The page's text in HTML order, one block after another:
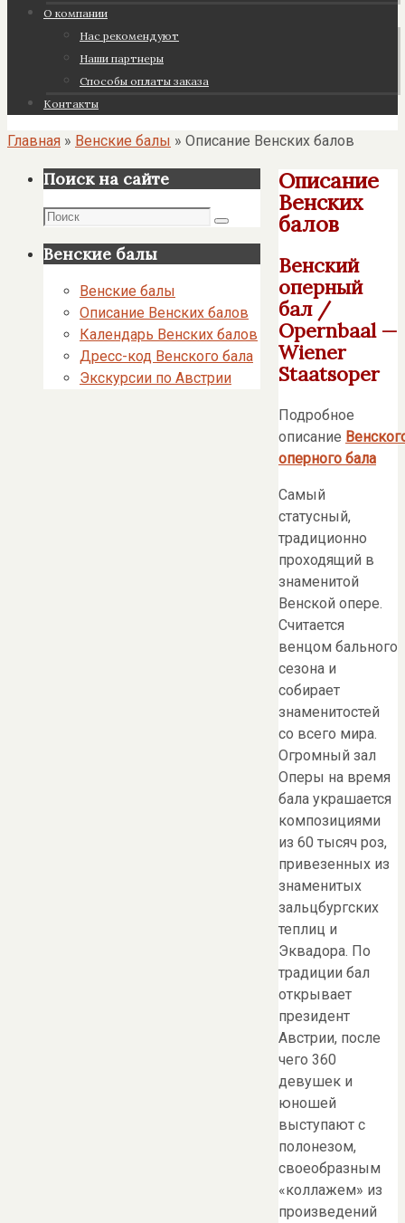
О компании
Нас рекомендуют
Наши партнеры
Cпособы оплаты заказа
Контакты
Главная » Венские балы » Описание Венских балов
Описание
Венских
балов
Венский
оперный
бал /
Opernbaal —
Wiener
Staatsoper
Подробное
описание
оперного бала
Cамый
статусный,
традиционно
проходящий в
знаменитой
Венской опере.
Считается
венцом бального
сезона и
собирает
знаменитостей
со всего мира.
Огромный зал
Оперы на время
бала украшается
композициями
из 60 тысяч роз,
привезенных из
знаменитых
зальцбургских
теплиц и
Эквадора. По
традиции бал
открывает
президент
Австрии, после
чего 360
девушек и
юношей
выступают с
полонезом,
своеобразным
«коллажем» из
произведений
Поиск на сайте
Поиск
Поиск
Венские балы
Венские балы
Описание Венских балов
Календарь Венских балов
Дресс-код Венского бала
Экскурсии по Австрии